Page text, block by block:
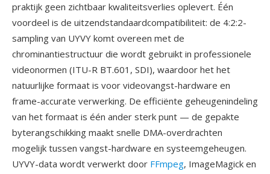
praktijk geen zichtbaar kwaliteitsverlies oplevert. Één
voordeel is de uitzendstandaardcompatibiliteit: de 4:2:2-
sampling van UYVY komt overeen met de
chrominantiestructuur die wordt gebruikt in professionele
videonormen (ITU-R BT.601, SDI), waardoor het het
natuurlijke formaat is voor videovangst-hardware en
frame-accurate verwerking. De efficiënte geheugenindeling
van het formaat is één ander sterk punt — de gepakte
byterangschikking maakt snelle DMA-overdrachten
mogelijk tussen vangst-hardware en systeemgeheugen.
UYVY-data wordt verwerkt door FFmpeg, ImageMagick en